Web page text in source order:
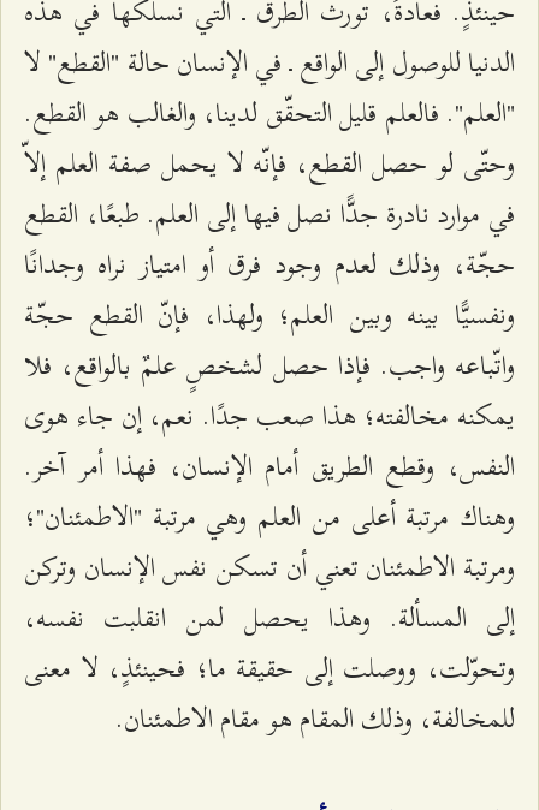
حينئذٍ. فعادةً، تورث الطرق ـ التي نسلكها في هذه
الدنيا للوصول إلى الواقع ـ في الإنسان حالة "القطع" لا
"العلم". فالعلم قليل التحقّق لدينا، والغالب هو القطع.
وحتّى لو حصل القطع، فإنّه لا يحمل صفة العلم إلاّ
في موارد نادرة جدًّا نصل فيها إلى العلم. طبعًا، القطع
حجّة، وذلك لعدم وجود فرق أو امتياز نراه وجدانًا
ونفسيًّا بينه وبين العلم؛ ولهذا، فإنّ القطع حجّة
واتّباعه واجب. فإذا حصل لشخصٍ علمٌ بالواقع، فلا
يمكنه مخالفته؛ هذا صعب جدًا. نعم، إن جاء هوى
النفس، وقطع الطريق أمام الإنسان، فهذا أمر آخر.
وهناك مرتبة أعلى من العلم وهي مرتبة "الاطمئنان"؛
ومرتبة الاطمئنان تعني أن تسكن نفس الإنسان وتركن
إلى المسألة. وهذا يحصل لمن انقلبت نفسه،
وتحوّلت، ووصلت إلى حقيقة ما؛ فحينئذٍ، لا معنى
للمخالفة، وذلك المقام هو مقام الاطمئنان.